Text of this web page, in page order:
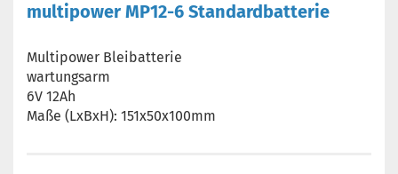
multipower MP12-6 Standardbatterie
Multipower Bleibatterie
wartungsarm
6V 12Ah
Maße (LxBxH): 151x50x100mm